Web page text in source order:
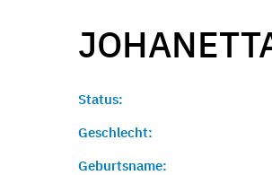
Status:
Geschlecht:
Geburtsname: